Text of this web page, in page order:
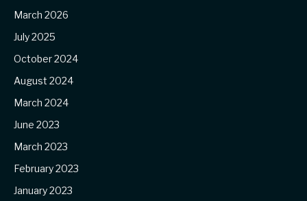
March 2026
July 2025
October 2024
August 2024
March 2024
June 2023
March 2023
February 2023
January 2023